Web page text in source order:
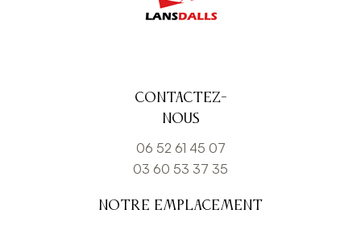
Contactez-
nous
06 52 61 45 07
03 60 53 37 35
Notre emplacement